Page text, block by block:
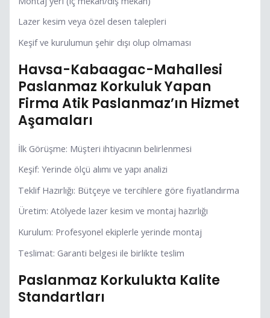
Lazer kesim veya özel desen talepleri
Keşif ve kurulumun şehir dışı olup olmaması
Havsa-Kabaagac-Mahallesi
Paslanmaz Korkuluk Yapan
Firma Atik Paslanmaz’ın Hizmet
Aşamaları
İlk Görüşme: Müşteri ihtiyacının belirlenmesi
Keşif: Yerinde ölçü alımı ve yapı analizi
Teklif Hazırlığı: Bütçeye ve tercihlere göre fiyatlandırma
Üretim: Atölyede lazer kesim ve montaj hazırlığı
Kurulum: Profesyonel ekiplerle yerinde montaj
Teslimat: Garanti belgesi ile birlikte teslim
Paslanmaz Korkulukta Kalite
Standartları